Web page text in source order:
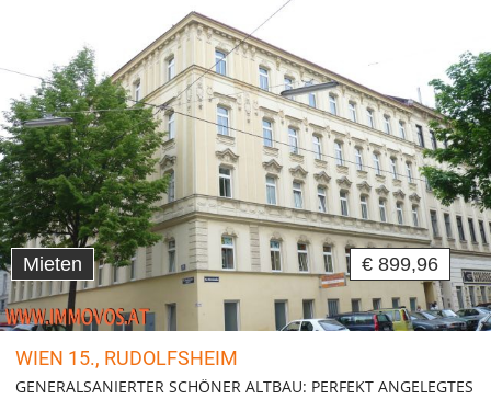
Mieten € 899,96
WIEN 15., RUDOLFSHEIM
GENERALSANIERTER SCHÖNER ALTBAU: PERFEKT ANGELEGTES